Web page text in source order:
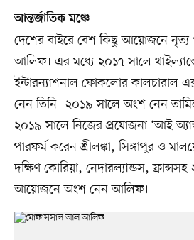
আন্তর্জাতিক মঞ্চে
দেশের বাইরে বেশ কিছু আয়োজনে নৃত্য
আলিফ। এর মধ্যে ২০১৭ সালে
ইন্টারন্যাশনাল ফোকলোর কালচারাল
নেন তিনি। ২০১৯ সালে অংশ নেন
২০১৯ সালে নিজের প্রযোজনা ‘আই
পারফর্ম করেন শ্রীলঙ্কা, সিঙ্গাপুর ও
দক্ষিণ কোরিয়া, নেদারল্যান্ডস, ফ্রান্সসহ
আয়োজনে অংশ নেন আলিফ।